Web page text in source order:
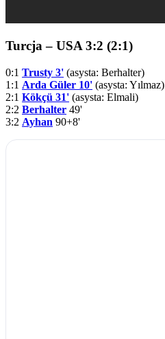
Turcja – USA 3:2 (2:1)
0:1 Trusty 3' (asysta: Berhalter)
1:1 Arda Güler 10' (asysta: Yılmaz)
2:1 Kökçü 31' (asysta: Elmali)
2:2 Berhalter 49'
3:2 Ayhan 90+8'